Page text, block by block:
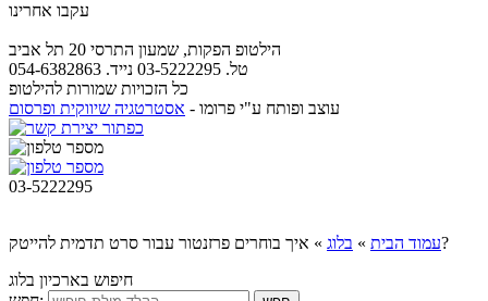
עקבו אחרינו
הילטופ הפקות, שמעון התרסי 20 תל אביב
טל. 03-5222295 נייד. 054-6382863
כל הזכויות שמורות להילטופ
עוצב ופותח ע"י פרומו - אסטרטגיה שיווקית ופרסום
03-5222295
עמוד הבית » בלוג »
איך בוחרים פרזנטור עבור סרט תדמית להייטק?
חיפוש בארכיון בלוג